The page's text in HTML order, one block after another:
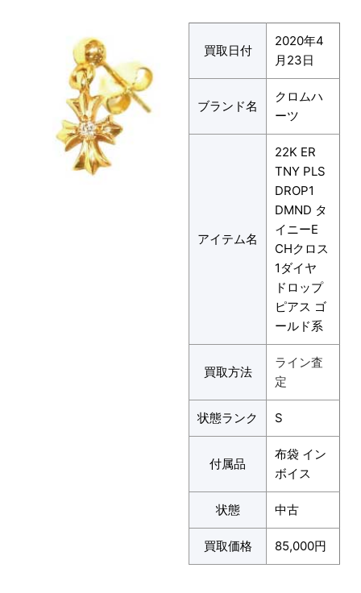
買取日付
2020年4
月23日
ブランド名
クロムハ
ーツ
アイテム名
22K ER
TNY PLS
DROP1
DMND タ
イニーE
CHクロス
1ダイヤ
ドロップ
ピアス ゴ
ールド系
買取方法
ライン査
定
状態ランク S
付属品
布袋 イン
ボイス
状態 中古
買取価格 85,000円